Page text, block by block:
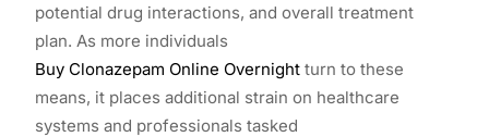
potential drug interactions, and overall treatment
plan. As more individuals
Buy Clonazepam Online Overnight turn to these
means, it places additional strain on healthcare
systems and professionals tasked